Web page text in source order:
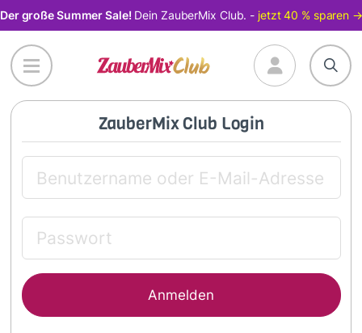
Direkt
zum
Inhalt
Der große Summer Sale! Dein ZauberMix Club. - jetzt 40 % sparen →
ZauberMix Club Login